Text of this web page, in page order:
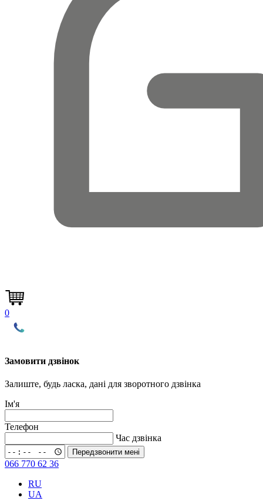
0
Замовити дзвінок
Залиште, будь ласка, дані для зворотного дзвінка
Ім'я
Телефон
Час дзвінка
Передзвонити мені
066 770 62 36
RU
UA